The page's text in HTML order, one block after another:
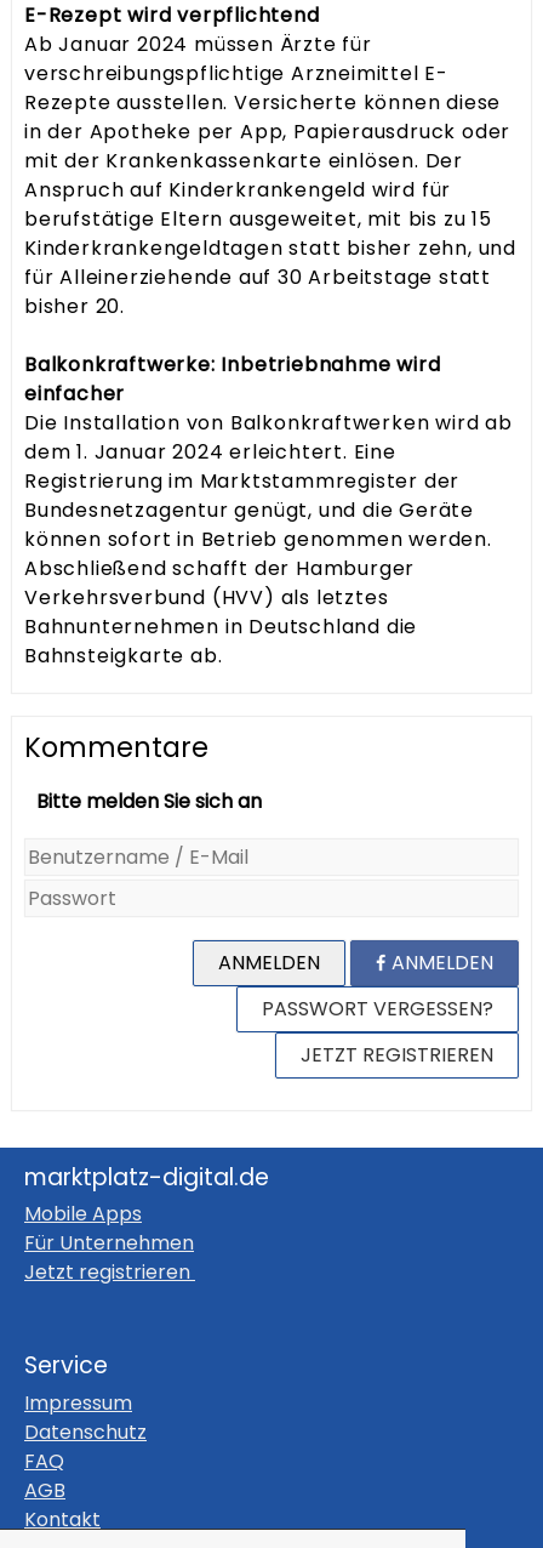
E-Rezept wird verpflichtend
Ab Januar 2024 müssen Ärzte für
verschreibungspflichtige Arzneimittel E-
Rezepte ausstellen. Versicherte können diese
in der Apotheke per App, Papierausdruck oder
mit der Krankenkassenkarte einlösen. Der
Anspruch auf Kinderkrankengeld wird für
berufstätige Eltern ausgeweitet, mit bis zu 15
Kinderkrankengeldtagen statt bisher zehn, und
für Alleinerziehende auf 30 Arbeitstage statt
bisher 20.
Balkonkraftwerke: Inbetriebnahme wird
einfacher
Die Installation von Balkonkraftwerken wird ab
dem 1. Januar 2024 erleichtert. Eine
Registrierung im Marktstammregister der
Bundesnetzagentur genügt, und die Geräte
können sofort in Betrieb genommen werden.
Abschließend schafft der Hamburger
Verkehrsverbund (HVV) als letztes
Bahnunternehmen in Deutschland die
Bahnsteigkarte ab.
Kommentare
Bitte melden Sie sich an
ANMELDEN
ANMELDEN
PASSWORT VERGESSEN?
JETZT REGISTRIEREN
marktplatz-digital.de
Mobile Apps
Für Unternehmen
Jetzt registrieren
Service
Impressum
Datenschutz
FAQ
AGB
Kontakt